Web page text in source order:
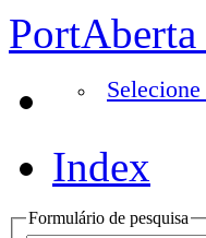
Index
Formulário de pesquisa